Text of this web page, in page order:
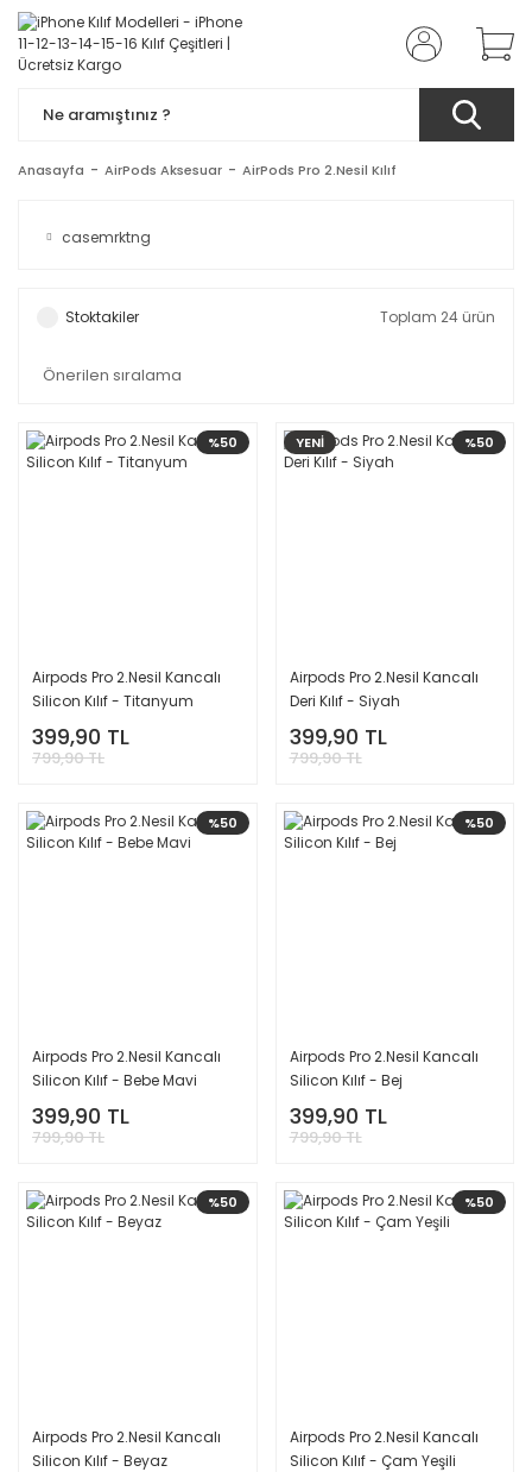
Anasayfa AirPods Aksesuar AirPods Pro 2.Nesil Kılıf
casemrktng
Stoktakiler Toplam 24 ürün
%50
Airpods Pro 2.Nesil Kancalı
Silicon Kılıf - Titanyum
399,90 TL
799,90 TL
%50
YENİ
Airpods Pro 2.Nesil Kancalı
Deri Kılıf - Siyah
399,90 TL
799,90 TL
%50
Airpods Pro 2.Nesil Kancalı
Silicon Kılıf - Bebe Mavi
399,90 TL
799,90 TL
%50
Airpods Pro 2.Nesil Kancalı
Silicon Kılıf - Bej
399,90 TL
799,90 TL
%50
Airpods Pro 2.Nesil Kancalı
Silicon Kılıf - Beyaz
%50
Airpods Pro 2.Nesil Kancalı
Silicon Kılıf - Çam Yeşili